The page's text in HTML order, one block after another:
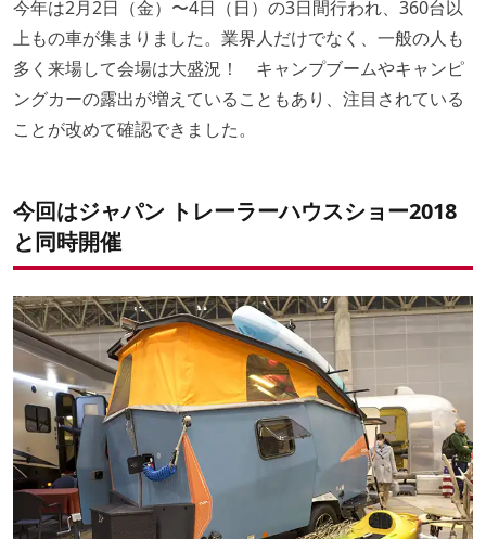
今年は2月2日（金）〜4日（日）の3日間行われ、360台以
上もの車が集まりました。業界人だけでなく、一般の人も
多く来場して会場は大盛況！ キャンプブームやキャンピ
ングカーの露出が増えていることもあり、注目されている
ことが改めて確認できました。
今回はジャパン トレーラーハウスショー2018
と同時開催